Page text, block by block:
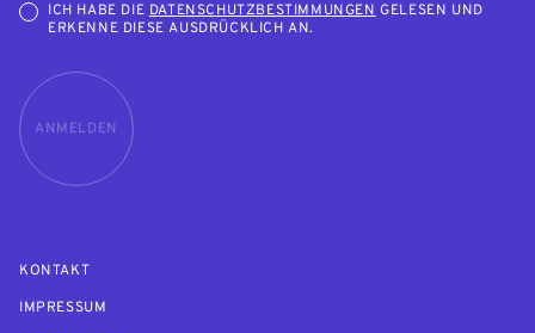
ICH HABE DIEDATENSCHUTZBESTIMMUNGENGELESEN UND
ERKENNE DIESE AUSDRÜCKLICH AN.
ANMELDEN
KONTAKT
IMPRESSUM